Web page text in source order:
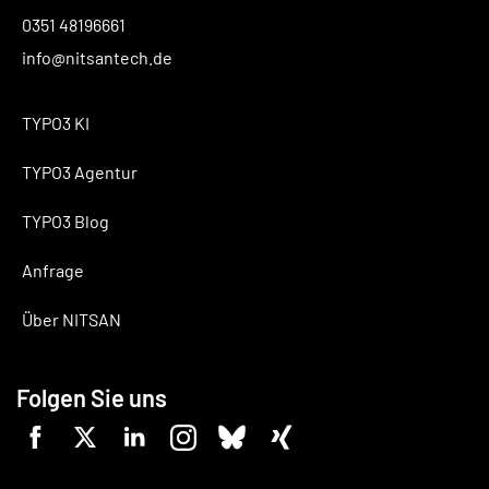
0351 48196661
info@nitsantech.de
TYPO3 KI
TYPO3 Agentur
TYPO3 Blog
Anfrage
Über NITSAN
Folgen Sie uns